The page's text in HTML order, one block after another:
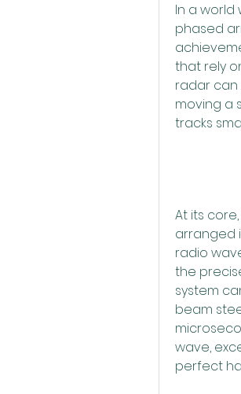
In a world
phased
that rely
radar
moving a
tracks
At its
arranged
radio
the
system
beam
wave,
perfect